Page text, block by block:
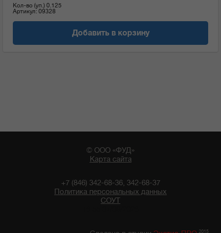
Кол-во (уп.) 0.125
Артикул: 09328
Добавить в корзину
© ООО «ФУД»
Карта сайта
+7 (846) 342-68-36, 342-68-37
Политика персональных данных
СОУТ
2015